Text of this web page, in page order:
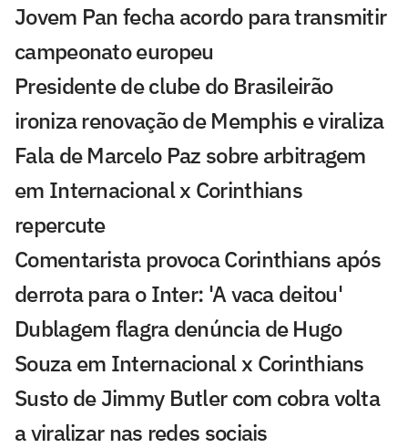
Jovem Pan fecha acordo para transmitir
campeonato europeu
Presidente de clube do Brasileirão
ironiza renovação de Memphis e viraliza
Fala de Marcelo Paz sobre arbitragem
em Internacional x Corinthians
repercute
Comentarista provoca Corinthians após
derrota para o Inter: 'A vaca deitou'
Dublagem flagra denúncia de Hugo
Souza em Internacional x Corinthians
Susto de Jimmy Butler com cobra volta
a viralizar nas redes sociais